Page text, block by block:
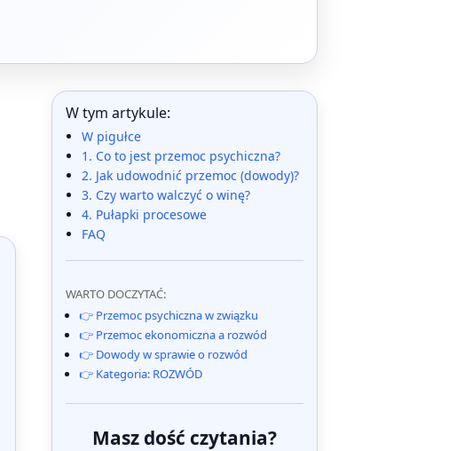
W tym artykule:
W pigułce
1. Co to jest przemoc psychiczna?
2. Jak udowodnić przemoc (dowody)?
3. Czy warto walczyć o winę?
4. Pułapki procesowe
FAQ
WARTO DOCZYTAĆ:
👉 Przemoc psychiczna w związku
👉 Przemoc ekonomiczna a rozwód
👉 Dowody w sprawie o rozwód
👉 Kategoria: ROZWÓD
Masz dość czytania?